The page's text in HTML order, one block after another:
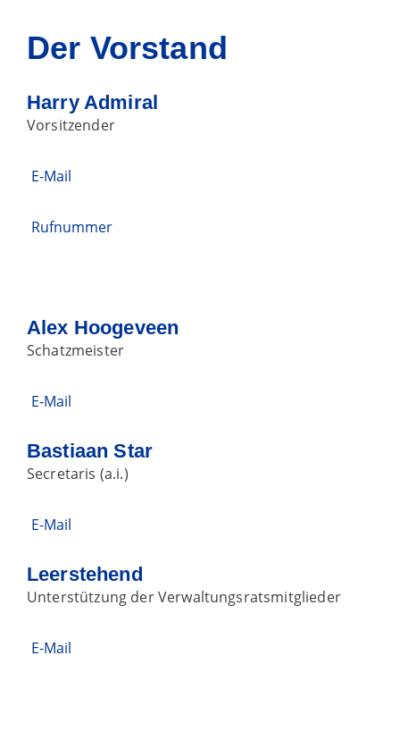
Der Vorstand
Harry Admiral
Vorsitzender
E-Mail
Rufnummer
Alex Hoogeveen
Schatzmeister
E-Mail
Bastiaan Star
Secretaris (a.i.)
E-Mail
Leerstehend
Unterstützung der Verwaltungsratsmitglieder
E-Mail